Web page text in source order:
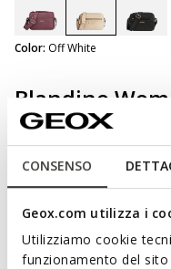
CONSENSO
Geox.com utilizza i
Utilizziamo cookie
funzionamento del
Blandine
Leather cross-body bag
Color: Off Whiteselected
NOT SHOPPABLE
We are sorry! It is not
country you are